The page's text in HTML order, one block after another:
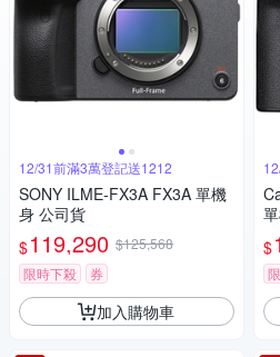
12/31前滿3萬登記送1212
SONY ILME-FX3A FX3A 單機
身 公司貨
$119,290 $125,568
限時下殺
券
加入購物車
$